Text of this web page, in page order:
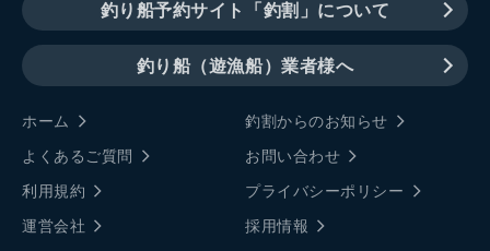
釣り船予約サイト「釣割」について
釣り船（遊漁船）業者様へ
ホーム
釣割からのお知らせ
よくあるご質問
お問い合わせ
利用規約
プライバシーポリシー
運営会社
採用情報